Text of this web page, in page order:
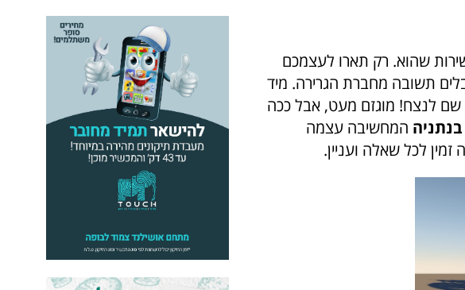
שהוא. רק תארו לעצמכם
תשובה מחברת הגרירה. מיד
לנצח! מוגזם מעט, אבל ככה
המחשיבה עצמה
לכל שאלה ועניין.